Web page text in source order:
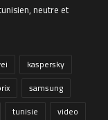
neutre et
kaspersky
samsung
tunisie video